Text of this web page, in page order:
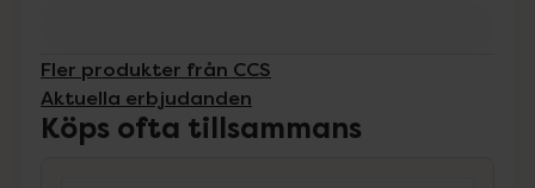
Fler produkter från CCS
Aktuella erbjudanden
Köps ofta tillsammans